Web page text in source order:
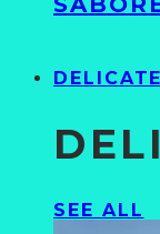
SEE ALL